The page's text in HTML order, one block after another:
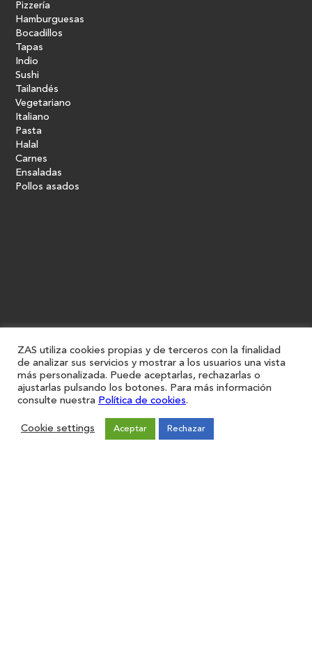
Pizzería
Hamburguesas
Bocadillos
Tapas
Indio
Sushi
Tailandés
Vegetariano
Italiano
Pasta
Halal
Carnes
Ensaladas
Pollos asados
ZAS utiliza cookies propias y de terceros con la finalidad
de analizar sus servicios y mostrar a los usuarios una vista
más personalizada. Puede aceptarlas, rechazarlas o
ajustarlas pulsando los botones. Para más información
consulte nuestra Política de cookies.
Cookie settings Aceptar Rechazar